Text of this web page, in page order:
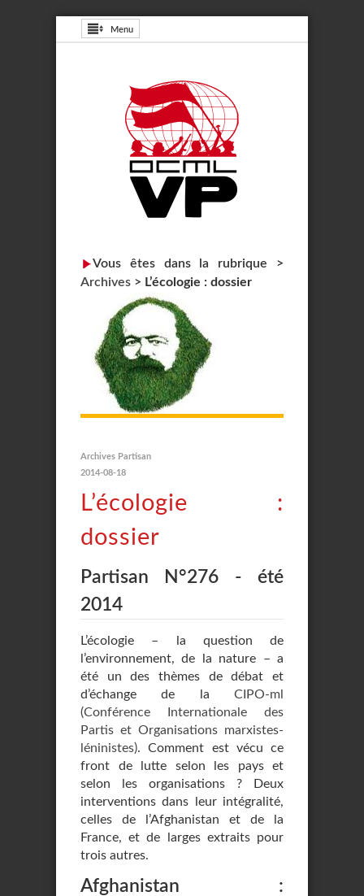
Menu
Vous êtes dans la rubrique >
Archives > L’écologie : dossier
Archives Partisan
2014-08-18
L’écologie :
dossier
Partisan N°276 - été
2014
L’écologie – la question de
l’environnement, de la nature – a
été un des thèmes de débat et
d’échange de la CIPO-ml
(Conférence Internationale des
Partis et Organisations marxistes-
léninistes). Comment est vécu ce
front de lutte selon les pays et
selon les organisations ? Deux
interventions dans leur intégralité,
celles de l’Afghanistan et de la
France, et de larges extraits pour
trois autres.
Afghanistan :